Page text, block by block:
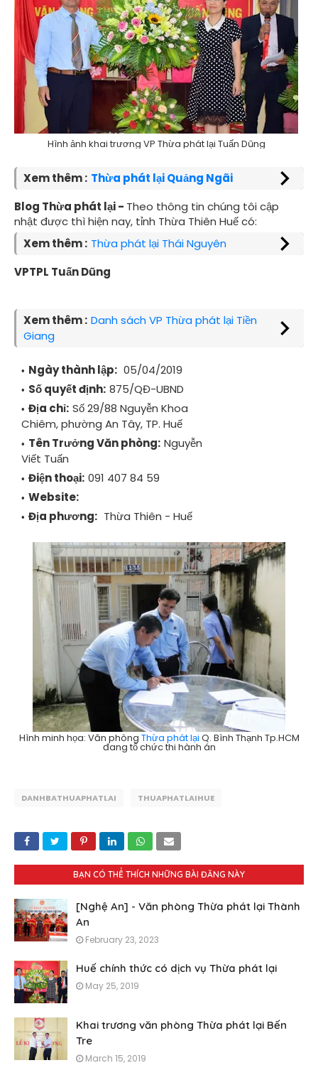
Hình ảnh khai trương VP Thừa phát lại Tuấn Dũng
Xem thêm : Thừa phát lại Quảng Ngãi
Blog Thừa phát lại - Theo thông tin chúng tôi cập
nhật được thì hiện nay, tỉnh Thừa Thiên Huế có:
Xem thêm : Thừa phát lại Thái Nguyên
VPTPL Tuấn Dũng
Xem thêm : Danh sách VP Thừa phát lại Tiền
Giang
Ngày thành lập: 05/04/2019
Số quyết định: 875/QĐ-UBND
Địa chỉ: Số 29/88 Nguyễn Khoa
Chiêm, phường An Tây, TP. Huế
Tên Trưởng Văn phòng: Nguyễn
Viết Tuấn
Điện thoại: 091 407 84 59
Website:
Địa phương: Thừa Thiên - Huế
Hình minh họa: Văn phòng Thừa phát lại Q. Bình Thạnh Tp.HCM
đang tổ chức thi hành án
DANHBATHUAPHATLAI THUAPHATLAIHUE
BẠN CÓ THỂ THÍCH NHỮNG BÀI ĐĂNG NÀY
[Nghệ An] - Văn phòng Thừa phát lại Thành
An
February 23, 2023
Huế chính thức có dịch vụ Thừa phát lại
May 25, 2019
Khai trương văn phòng Thừa phát lại Bến
Tre
March 15, 2019